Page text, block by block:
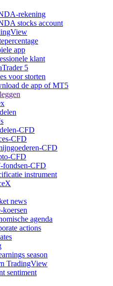
rekening
stocks account
app
klant
5
voor storten
de app of MT5
CFD
CFD
CFD
CFD
fondsen-CFD
instrument
news
agenda
actions
season
TradingView
sentiment